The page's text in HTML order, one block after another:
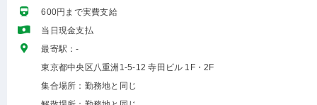
600円まで実費支給
当日現金支払
最寄駅：-
東京都中央区八重洲1-5-12 寺田ビル 1F・2F
集合場所：勤務地と同じ